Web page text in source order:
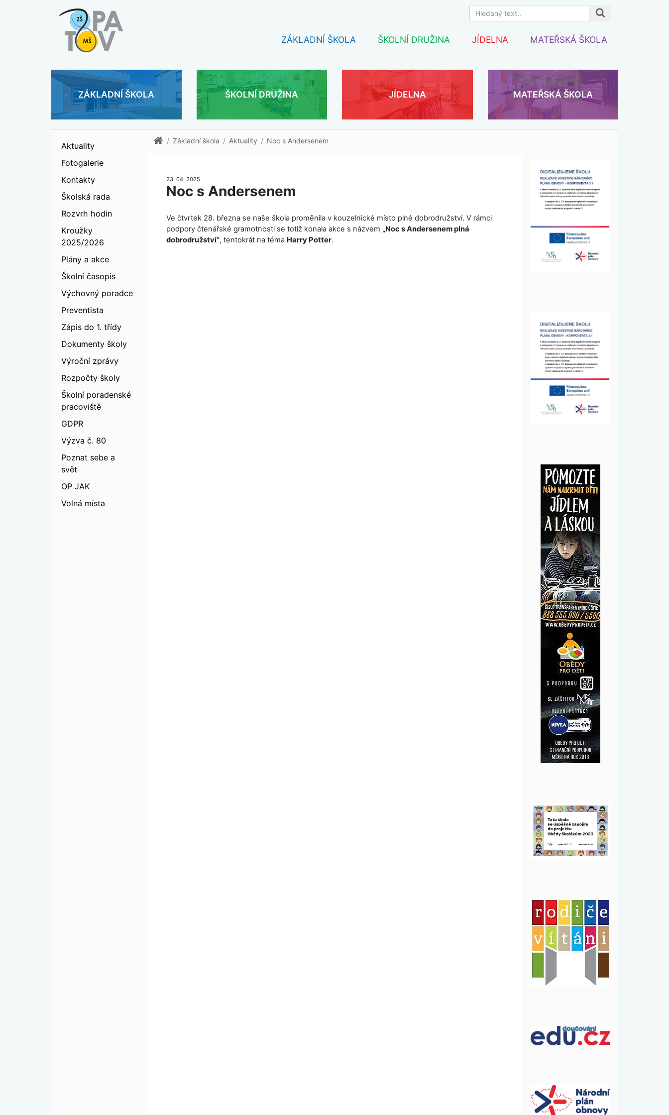
ZÁKLADNÍ ŠKOLA ŠKOLNÍ DRUŽINA JÍDELNA MATEŘSKÁ ŠKOLA
ZÁKLADNÍ ŠKOLA ŠKOLNÍ DRUŽINA JÍDELNA MATEŘSKÁ ŠKOLA
Aktuality
Fotogalerie
Kontakty
Školská rada
Rozvrh hodin
Kroužky
2025/2026
Plány a akce
Školní časopis
Výchovný poradce
Preventista
Zápis do 1. třídy
Dokumenty školy
Výroční zprávy
Rozpočty školy
Školní poradenské
pracoviště
GDPR
Výzva č. 80
Poznat sebe a
svět
OP JAK
Volná místa
Základní škola Aktuality Noc s Andersenem
23. 04. 2025
Noc s Andersenem
Ve čtvrtek 28. března se naše škola proměnila v kouzelnické místo plné dobrodružství. V rámci
podpory čtenářské gramotnosti se totiž konala akce s názvem „Noc s Andersenem plná
dobrodružství“, tentokrát na téma Harry Potter.